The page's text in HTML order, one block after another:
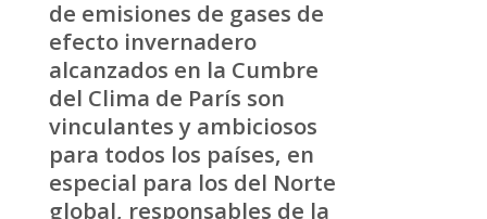
de emisiones de gases de
efecto invernadero
alcanzados en la Cumbre
del Clima de París son
vinculantes y ambiciosos
para todos los países, en
especial para los del Norte
global, responsables de la